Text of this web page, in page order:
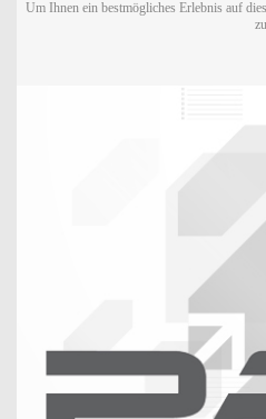
Um Ihnen ein bestmögliches Erlebnis auf